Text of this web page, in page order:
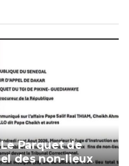
Parquet de
des non-lieux